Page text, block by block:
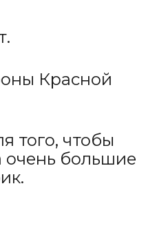
Красной
того, чтобы
очень большие